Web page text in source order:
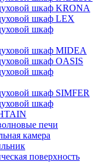
шкаф KRONA
шкаф LEX
шкаф
шкаф MIDEA
шкаф OASIS
шкаф
шкаф SIMFER
шкаф
печи
камера
поверхность